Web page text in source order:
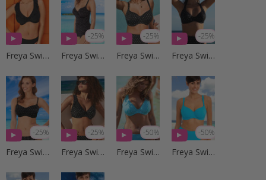
Freya Swim
-25%
Freya Swim
-25%
Freya Swim
-25%
Freya Swim
-25%
Freya Swim
-25%
Freya Swim
-50%
Freya Swim
-50%
Freya Swim